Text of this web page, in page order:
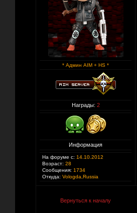
* Админ AIM + HS *
Награды: 2
Информация
На форуме с: 14.10.2012
Возраст: 28
Сообщения: 1734
Откуда: Vologda,Russia
Вернуться к началу